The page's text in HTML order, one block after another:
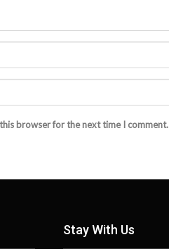
browser for the next time I comment.
Stay With Us